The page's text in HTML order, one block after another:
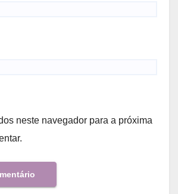
neste navegador para a próxima